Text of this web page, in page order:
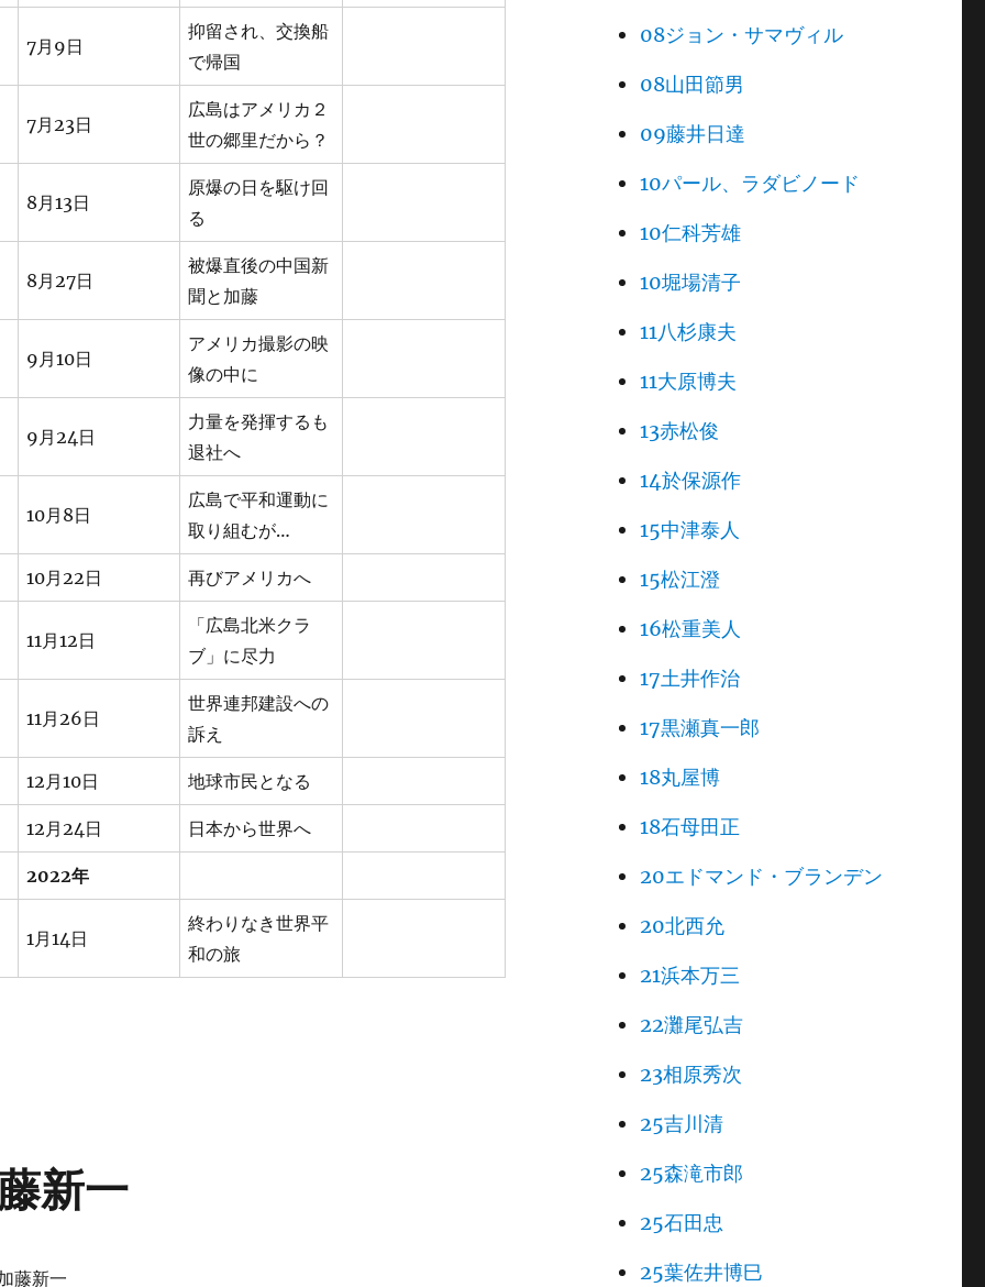
7月9日
抑留され、交換船
で帰国
7月23日
広島はアメリカ２
世の郷里だから？
8月13日
原爆の日を駆け回
る
8月27日
被爆直後の中国新
聞と加藤
9月10日
アメリカ撮影の映
像の中に
9月24日
力量を発揮するも
退社へ
10月8日
広島で平和運動に
取り組むが…
10月22日 再びアメリカへ
11月12日
「広島北米クラ
ブ」に尽力
11月26日
世界連邦建設への
訴え
12月10日 地球市民となる
12月24日 日本から世界へ
2022年
1月14日
終わりなき世界平
和の旅
新一
藤新一
08ジョン・サマヴィル
08山田節男
09藤井日達
10パール、ラダビノード
10仁科芳雄
10堀場清子
11八杉康夫
11大原博夫
13赤松俊
14於保源作
15中津泰人
15松江澄
16松重美人
17土井作治
17黒瀬真一郎
18丸屋博
18石母田正
20エドマンド・ブランデン
20北西允
21浜本万三
22灘尾弘吉
23相原秀次
25吉川清
25森滝市郎
25石田忠
25葉佐井博巳